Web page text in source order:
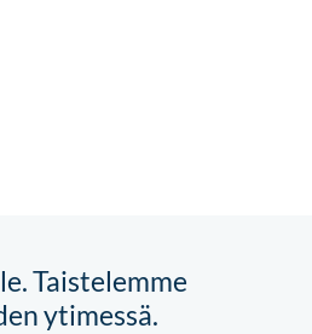
Taistelemme
ytimessä.